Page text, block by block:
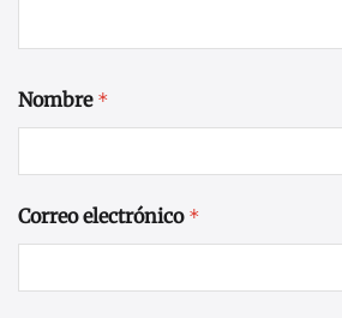
Nombre *
Correo electrónico *